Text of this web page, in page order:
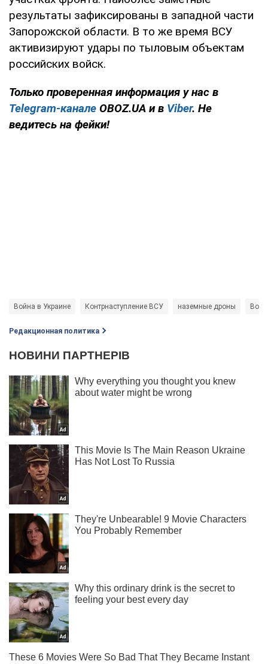
результаты зафиксированы в западной части
Запорожской области. В то же время ВСУ
активизируют удары по тыловым объектам
российских войск.
Только проверенная информация у нас в
Telegram-канале OBOZ.UA и в Viber. Не
ведитесь на фейки!
Война в Украине Контрнаступление ВСУ наземные дроны
Редакционная политика